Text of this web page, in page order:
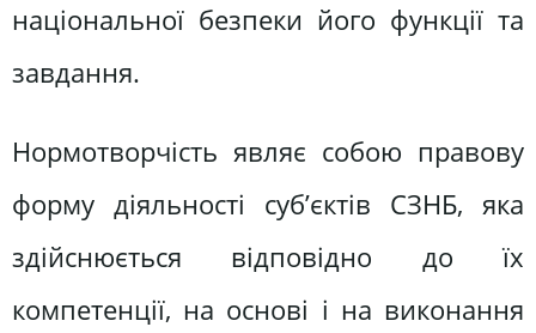
національної безпеки його функції та
завдання.
Нормотворчість являє собою правову
форму діяльності суб’єктів СЗНБ, яка
здійснюється відповідно до їх
компетенції, на основі і на виконання